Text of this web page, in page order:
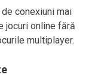
conexiuni mai
jocuri online fără
multiplayer.